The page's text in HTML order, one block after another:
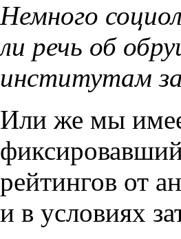
Немного
ли речь об
институтам
Или же мы
рейтингов от
и в условиях